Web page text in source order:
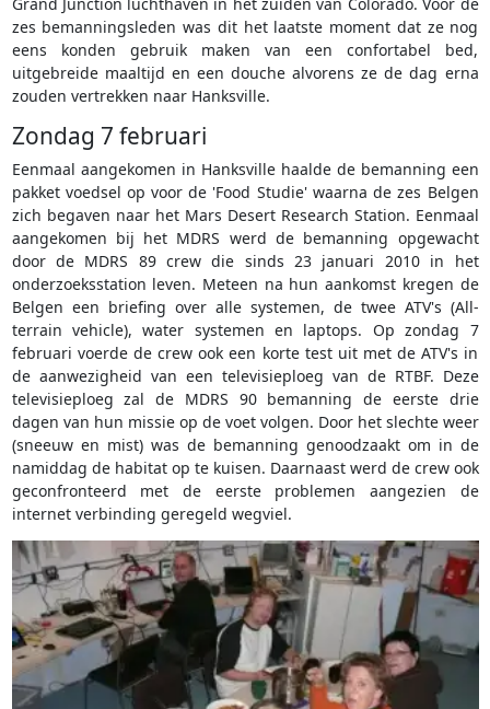
zes bemanningsleden was dit het laatste moment dat ze nog
eens konden gebruik maken van een confortabel bed,
uitgebreide maaltijd en een douche alvorens ze de dag erna
zouden vertrekken naar Hanksville.
Zondag 7 februari
Eenmaal aangekomen in Hanksville haalde de bemanning een
pakket voedsel op voor de 'Food Studie' waarna de zes Belgen
zich begaven naar het Mars Desert Research Station. Eenmaal
aangekomen bij het MDRS werd de bemanning opgewacht
door de MDRS 89 crew die sinds 23 januari 2010 in het
onderzoeksstation leven. Meteen na hun aankomst kregen de
Belgen een briefing over alle systemen, de twee ATV's (All-
terrain vehicle), water systemen en laptops. Op zondag 7
februari voerde de crew ook een korte test uit met de ATV's in
de aanwezigheid van een televisieploeg van de RTBF. Deze
televisieploeg zal de MDRS 90 bemanning de eerste drie
dagen van hun missie op de voet volgen. Door het slechte weer
(sneeuw en mist) was de bemanning genoodzaakt om in de
namiddag de habitat op te kuisen. Daarnaast werd de crew ook
geconfronteerd met de eerste problemen aangezien de
internet verbinding geregeld wegviel.